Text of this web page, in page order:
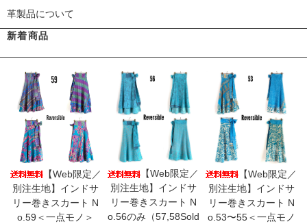
革製品について
新着商品
【Web限定／
別注生地】インドサ
リー巻きスカート N
o.59＜一点モノ＞
【Web限定／
別注生地】インドサ
リー巻きスカート N
o.56のみ（57,58Sold
【Web限定／
別注生地】インドサ
リー巻きスカート N
o.53〜55＜一点モノ